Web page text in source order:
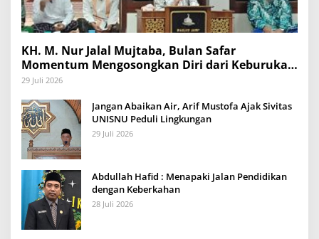
KH. M. Nur Jalal Mujtaba, Bulan Safar
Momentum Mengosongkan Diri dari Keburukan
dan Mengisinya dengan Amal Kebaikan
29 Juli 2026
Jangan Abaikan Air, Arif Mustofa Ajak Sivitas
UNISNU Peduli Lingkungan
29 Juli 2026
Abdullah Hafid : Menapaki Jalan Pendidikan
dengan Keberkahan
28 Juli 2026